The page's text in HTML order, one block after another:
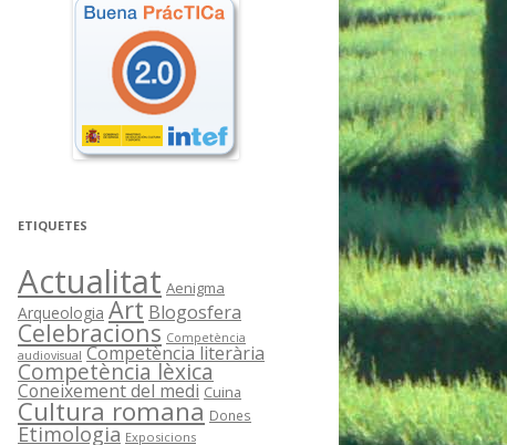
ETIQUETES
Actualitat Aenigma
Arqueologia Art Blogosfera
Celebracions Competència
audiovisual Competència literària
Competència lèxica
Coneixement del medi Cuina
Cultura romana Dones
Etimologia Exposicions